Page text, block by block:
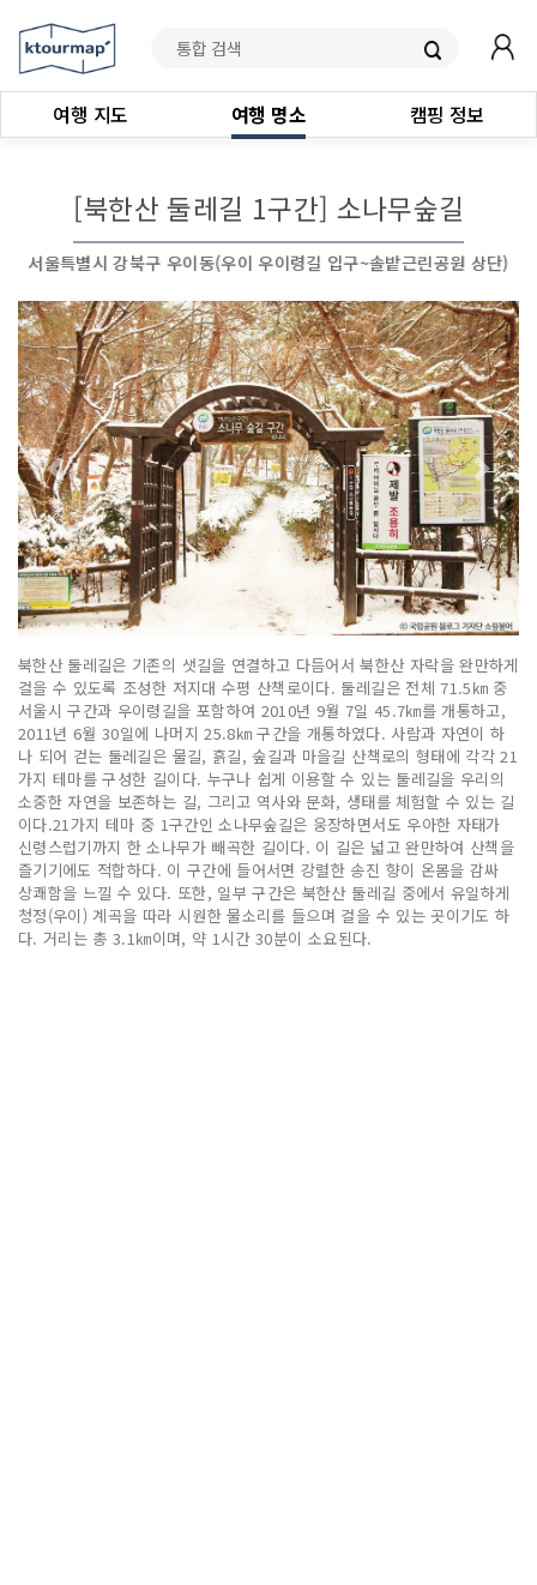
여행 지도 여행 명소 캠핑 정보
[북한산 둘레길 1구간] 소나무숲길
서울특별시 강북구 우이동(우이 우이령길 입구~솔밭근린공원 상단)
북한산 둘레길은 기존의 샛길을 연결하고 다듬어서 북한산 자락을 완만하게
걸을 수 있도록 조성한 저지대 수평 산책로이다. 둘레길은 전체 71.5㎞ 중
서울시 구간과 우이령길을 포함하여 2010년 9월 7일 45.7㎞를 개통하고,
2011년 6월 30일에 나머지 25.8㎞ 구간을 개통하였다. 사람과 자연이 하
나 되어 걷는 둘레길은 물길, 흙길, 숲길과 마을길 산책로의 형태에 각각 21
가지 테마를 구성한 길이다. 누구나 쉽게 이용할 수 있는 둘레길을 우리의
소중한 자연을 보존하는 길, 그리고 역사와 문화, 생태를 체험할 수 있는 길
이다.21가지 테마 중 1구간인 소나무숲길은 웅장하면서도 우아한 자태가
신령스럽기까지 한 소나무가 빼곡한 길이다. 이 길은 넓고 완만하여 산책을
즐기기에도 적합하다. 이 구간에 들어서면 강렬한 송진 향이 온몸을 감싸
상쾌함을 느낄 수 있다. 또한, 일부 구간은 북한산 둘레길 중에서 유일하게
청정(우이) 계곡을 따라 시원한 물소리를 들으며 걸을 수 있는 곳이기도 하
다. 거리는 총 3.1㎞이며, 약 1시간 30분이 소요된다.